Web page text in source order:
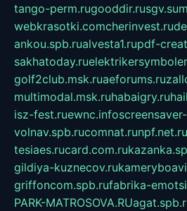
tango-perm.rugooddir.rusgv.su
webkrasotki.comcherinvest.ru
ankou.spb.rualvesta1.rupdf-
sakhatoday.ru
golf2club.msk.ruaeforums.ru
multimodal.msk.ruhabaigry.ru
isz-fest.ruewnc.info
volnav.spb.rucomnat.runpf.net.ru
tesiaes.rucard.com.ru
gildiya-kuznecov.ru
griffoncom.spb.rufabrika-
PARK-MATROSOVA.RU